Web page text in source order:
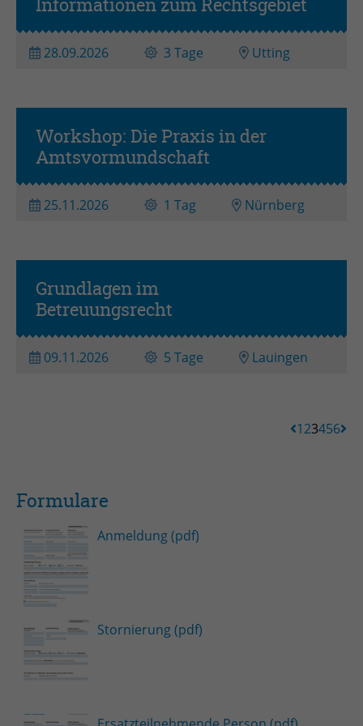
Informationen zum Rechtsgebiet
28.09.2026 3 Tage Utting
Workshop: Die Praxis in der
Amtsvormundschaft
25.11.2026 1 Tag Nürnberg
Grundlagen im
Betreuungsrecht
09.11.2026 5 Tage Lauingen
123456
Formulare
Anmeldung (pdf)
Stornierung (pdf)